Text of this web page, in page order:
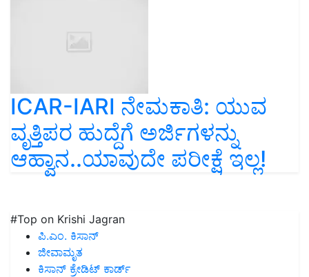
ICAR-IARI ನೇಮಕಾತಿ: ಯುವ
ವೃತ್ತಿಪರ ಹುದ್ದೆಗೆ ಅರ್ಜಿಗಳನ್ನು
ಆಹ್ವಾನ..ಯಾವುದೇ ಪರೀಕ್ಷೆ ಇಲ್ಲ!
#Top on Krishi Jagran
ಪಿ.ಎಂ. ಕಿಸಾನ್
ಜೀವಾಮೃತ
ಕಿಸಾನ್ ಕ್ರೇಡಿಟ್ ಕಾರ್ಡ್